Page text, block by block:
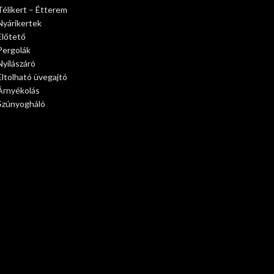
– Étterem
üvegajtó